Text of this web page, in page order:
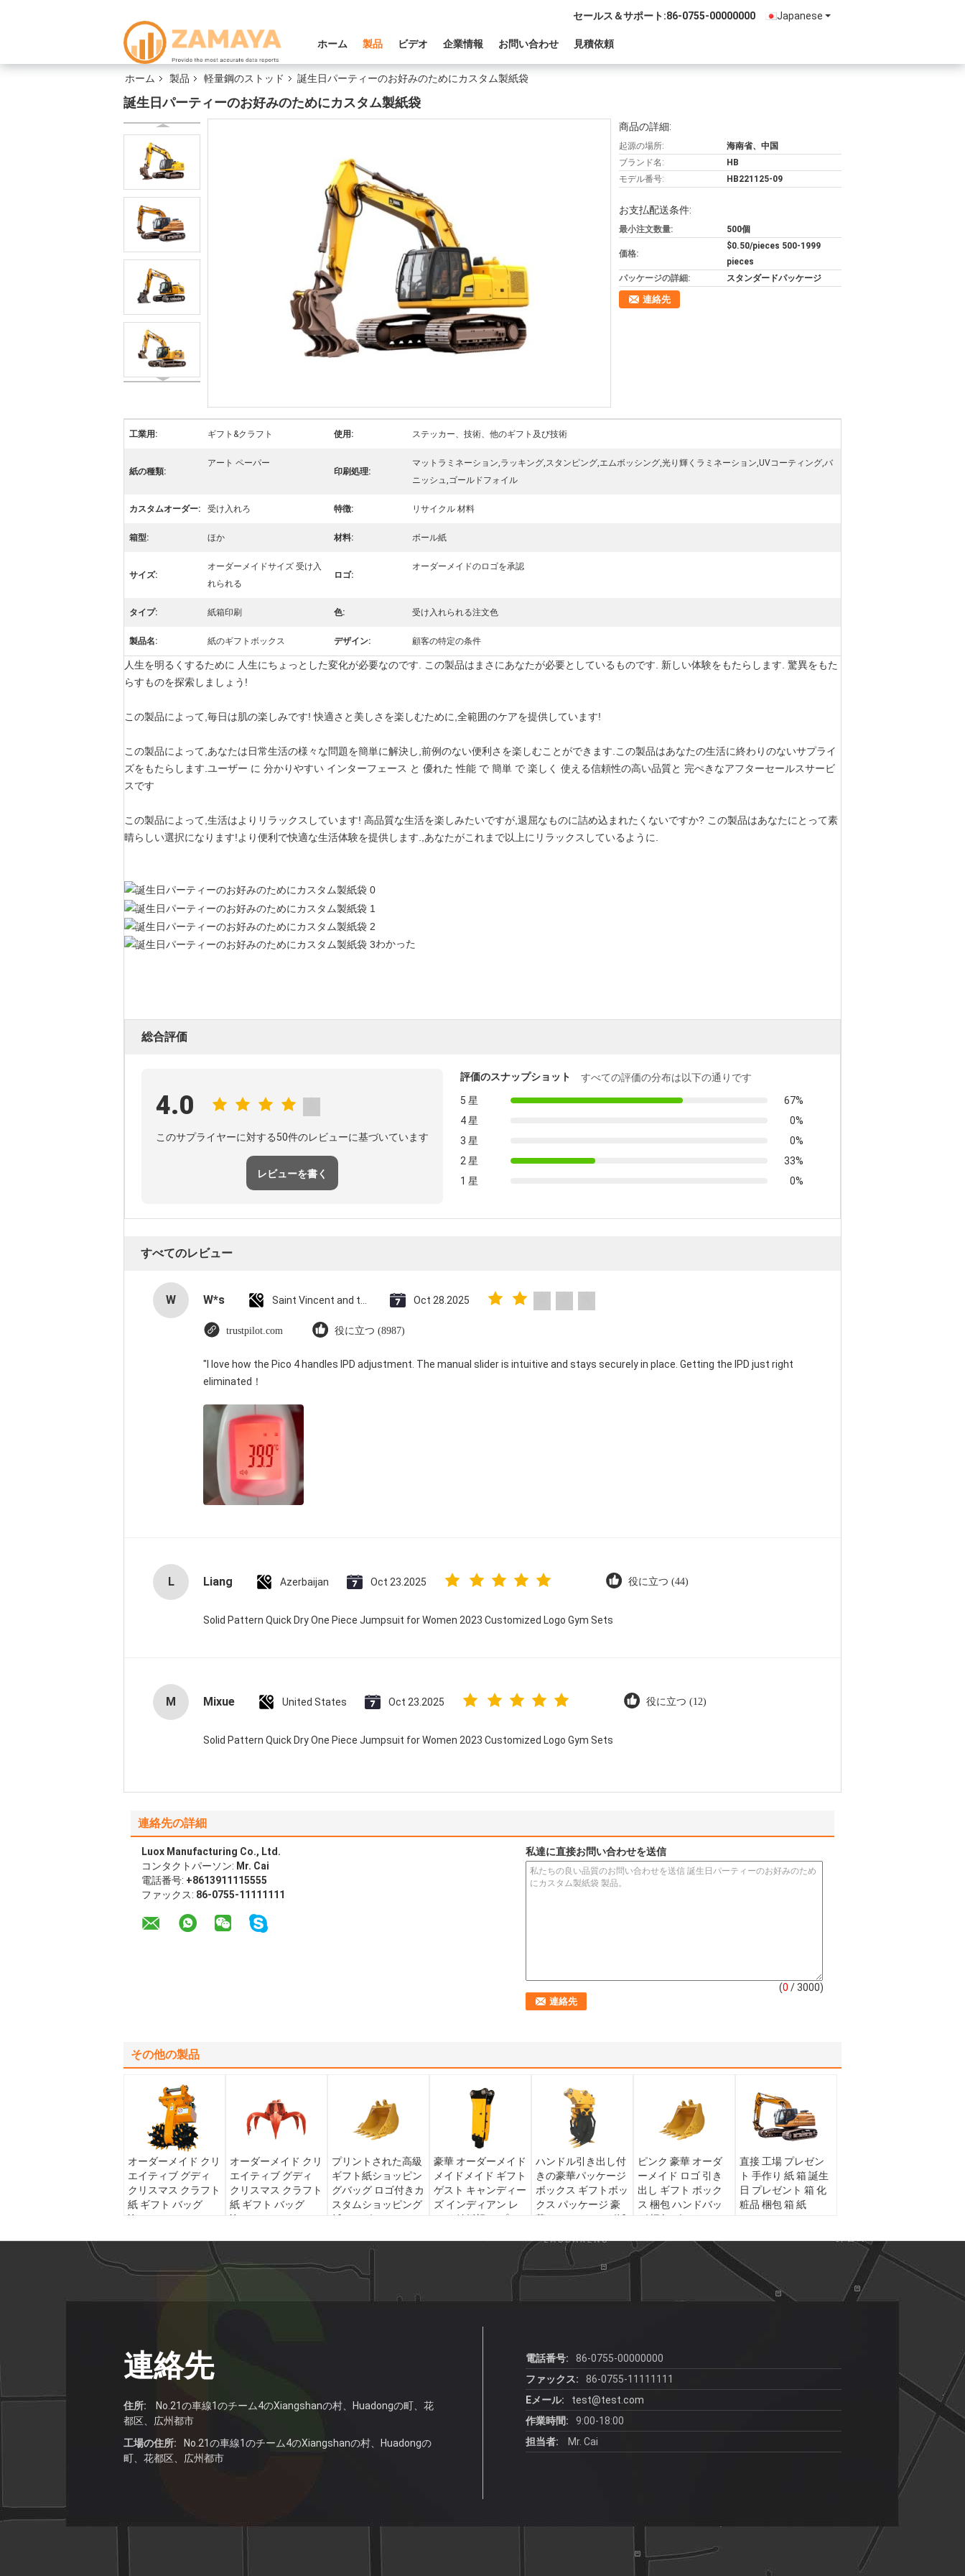
Japanese
セールス＆サポート:86-0755-00000000
ホーム 製品 ビデオ 企業情報 お問い合わせ 見積依頼
ホーム 製品 軽量鋼のストッド 誕生日パーティーのお好みのためにカスタム製紙袋
誕生日パーティーのお好みのためにカスタム製紙袋
商品の詳細:
起源の場所:
海南省、中国
ブランド名:
HB
モデル番号:
HB221125-09
お支払配送条件:
最小注文数量: 500個
価格:
$0.50/pieces 500-1999
pieces
パッケージの詳細:
スタンダードパッケージ
連絡先
工業用: ギフト&クラフト 使用: ステッカー、技術、他のギフト及び技術
紙の種類:
アート ペーパー
印刷処理:
マットラミネーション,ラッキング,スタンピング,エムボッシング,光り輝くラミネーション,UVコーティング,バ
ニッシュ,ゴールドフォイル
カスタムオーダー: 受け入れろ 特徴: リサイクル 材料
箱型: ほか 材料: ボール紙
サイズ:
オーダーメイドサイズ 受け入
れられる
ロゴ:
オーダーメイドのロゴを承認
タイプ: 紙箱印刷 色: 受け入れられる注文色
製品名: 紙のギフトボックス デザイン: 顧客の特定の条件
人生を明るくするために 人生にちょっとした変化が必要なのです. この製品はまさにあなたが必要としているものです. 新しい体験をもたらします. 驚異をもた
らすものを探索しましょう!
この製品によって,毎日は肌の楽しみです! 快適さと美しさを楽しむために,全範囲のケアを提供しています!
この製品によって,あなたは日常生活の様々な問題を簡単に解決し,前例のない便利さを楽しむことができます.この製品はあなたの生活に終わりのないサプライ
ズをもたらします.ユーザー に 分かりやすい インターフェース と 優れた 性能 で 簡単 で 楽しく 使える信頼性の高い品質と 完ぺきなアフターセールスサービ
スです
この製品によって,生活はよりリラックスしています! 高品質な生活を楽しみたいですが,退屈なものに詰め込まれたくないですか? この製品はあなたにとって素
晴らしい選択になります!より便利で快適な生活体験を提供します.,あなたがこれまで以上にリラックスしているように.
わかった
総合評価
4.0
このサプライヤーに対する50件のレビューに基づいています
レビューを書く
評価のスナップショット
すべての評価の分布は以下の通りです
5 星
67%
4 星
0%
3 星
0%
2 星
33%
1 星
0%
すべてのレビュー
W W*s Oct 28.2025
trustpilot.com 役に立つ (8987)
"I love how the Pico 4 handles IPD adjustment. The manual slider is intuitive and stays securely in place. Getting the IPD just right
eliminated！
L Liang Azerbaijan Oct 23.2025 役に立つ (44)
Solid Pattern Quick Dry One Piece Jumpsuit for Women 2023 Customized Logo Gym Sets
M Mixue United States Oct 23.2025 役に立つ (12)
Solid Pattern Quick Dry One Piece Jumpsuit for Women 2023 Customized Logo Gym Sets
連絡先の詳細
Luox Manufacturing Co., Ltd.
コンタクトパーソン: Mr. Cai
電話番号: +8613911115555
ファックス: 86-0755-11111111
私達に直接お問い合わせを送信
(0 / 3000)
その他の製品
オーダーメイド クリ
エイティブ グディ
クリスマス クラフト
紙 ギフト バッグ
Xmas デコレーショ
オーダーメイド クリ
エイティブ グディ
クリスマス クラフト
紙 ギフト バッグ
Xmas デコレーショ
プリントされた高級
ギフト紙ショッピン
グバッグ ロゴ付きカ
スタムショッピング
紙バッグ
豪華 オーダーメイド
メイドメイド ギフト
ゲスト キャンディー
ズ インディアン レ
ッド 結婚祝い プレ
結婚式の飾り付け プ
ハンドル引き出し付
きの豪華パッケージ
ボックス ギフトボッ
クス パッケージ 豪
華なコーティング紙
クス
ピンク 豪華 オーダ
ーメイド ロゴ 引き
出し ギフト ボック
ス 梱包 ハンドバッ
グ 梱包 ボックス
直接 工場 プレゼン
ト 手作り 紙 箱 誕生
日 プレゼント 箱 化
粧品 梱包 箱 紙
連絡先
住所:
No.21の車線1のチーム4のXiangshanの村、Huadongの町、花
都区、広州都市
工場の住所:
No.21の車線1のチーム4のXiangshanの村、Huadongの
町、花都区、広州都市
電話番号:
86-0755-00000000
ファックス:
86-0755-11111111
Eメール:
test@test.com
作業時間:
9:00-18:00
担当者:
Mr. Cai